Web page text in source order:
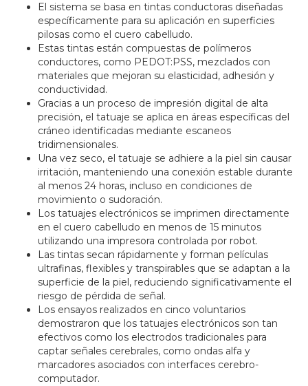
El sistema se basa en tintas conductoras diseñadas
específicamente para su aplicación en superficies
pilosas como el cuero cabelludo.
Estas tintas están compuestas de polímeros
conductores, como PEDOT:PSS, mezclados con
materiales que mejoran su elasticidad, adhesión y
conductividad.
Gracias a un proceso de impresión digital de alta
precisión, el tatuaje se aplica en áreas específicas del
cráneo identificadas mediante escaneos
tridimensionales.
Una vez seco, el tatuaje se adhiere a la piel sin causar
irritación, manteniendo una conexión estable durante
al menos 24 horas, incluso en condiciones de
movimiento o sudoración.
Los tatuajes electrónicos se imprimen directamente
en el cuero cabelludo en menos de 15 minutos
utilizando una impresora controlada por robot.
Las tintas secan rápidamente y forman películas
ultrafinas, flexibles y transpirables que se adaptan a la
superficie de la piel, reduciendo significativamente el
riesgo de pérdida de señal.
Los ensayos realizados en cinco voluntarios
demostraron que los tatuajes electrónicos son tan
efectivos como los electrodos tradicionales para
captar señales cerebrales, como ondas alfa y
marcadores asociados con interfaces cerebro-
computador.